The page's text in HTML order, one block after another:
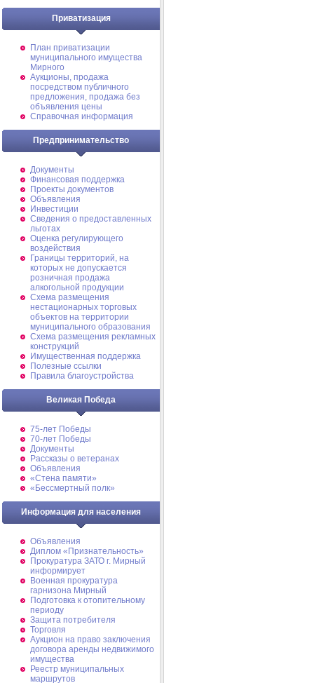
Приватизация
План приватизации
муниципального имущества
Мирного
Аукционы, продажа
посредством публичного
предложения, продажа без
объявления цены
Справочная информация
Предпринимательство
Документы
Финансовая поддержка
Проекты документов
Объявления
Инвестиции
Сведения о предоставленных
льготах
Оценка регулирующего
воздействия
Границы территорий, на
которых не допускается
розничная продажа
алкогольной продукции
Схема размещения
нестационарных торговых
объектов на территории
муниципального образования
Схема размещения рекламных
конструкций
Имущественная поддержка
Полезные ссылки
Правила благоустройства
Великая Победа
75-лет Победы
70-лет Победы
Документы
Рассказы о ветеранах
Объявления
«Стена памяти»
«Бессмертный полк»
Информация для населения
Объявления
Диплом «Признательность»
Прокуратура ЗАТО г. Мирный
информирует
Военная прокуратура
гарнизона Мирный
Подготовка к отопительному
периоду
Защита потребителя
Торговля
Аукцион на право заключения
договора аренды недвижимого
имущества
Реестр муниципальных
маршрутов